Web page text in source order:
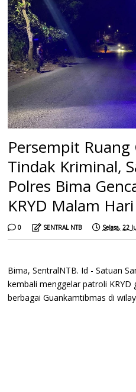
Persempit Ruang
Tindak Kriminal,
Polres Bima
KRYD Malam Hari
0 SENTRAL NTB Selasa, 22
Bima, SentralNTB. Id - Satuan
kembali menggelar patroli
berbagai Guankamtibmas di